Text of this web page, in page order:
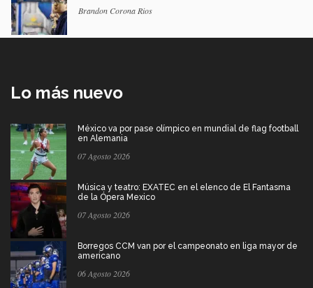
Brandon Corona Rios
Lo más nuevo
México va por pase olímpico en mundial de flag football
en Alemania
07 Agosto 2026
Música y teatro: EXATEC en el elenco de El Fantasma
de la Ópera Mexico
07 Agosto 2026
Borregos CCM van por el campeonato en liga mayor de
americano
06 Agosto 2026